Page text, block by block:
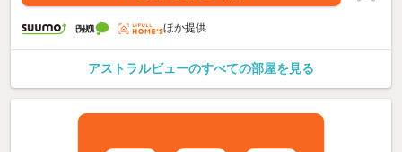
ほか提供
アストラルビューのすべての部屋を見る